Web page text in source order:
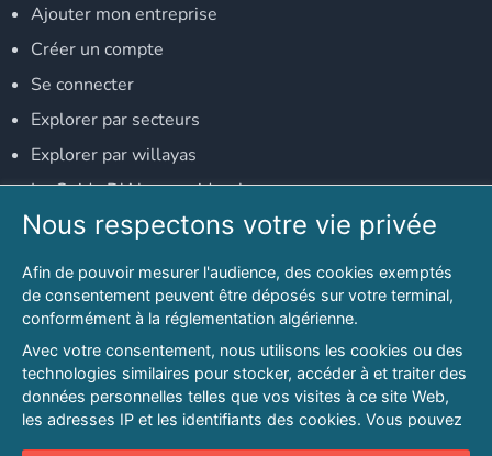
Ajouter mon entreprise
Créer un compte
Se connecter
Explorer par secteurs
Explorer par willayas
Le Guide D'Alger, guide-alger.com
NOS RÉSEAUX SOCIAUX
Notre page Facebook
Notre page LinkedIn
Notre page Instagram
Notre page Twitter
Nous respectons votre vie privée
Afin de pouvoir mesurer l'audience, des cookies exemptés
de consentement peuvent être déposés sur votre terminal,
conformément à la réglementation algérienne.
Avec votre consentement, nous utilisons les cookies ou des
technologies similaires pour stocker, accéder à et traiter des
données personnelles telles que vos visites à ce site Web,
les adresses IP et les identifiants des cookies. Vous pouvez